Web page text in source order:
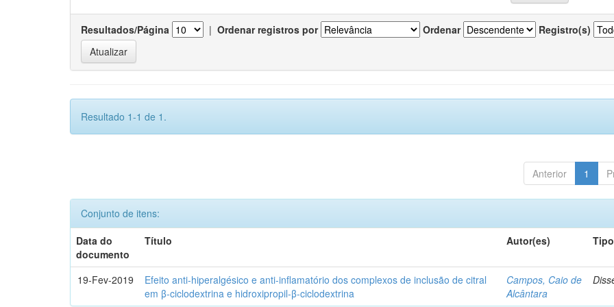
Resultados/Página | Ordenar registros por Ordenar Registro(s)
Resultado 1-1 de 1.
Anterior 1
Conjunto de itens:
Data do
documento
Título Autor(es) Tipo
19-Fev-2019
Efeito anti-hiperalgésico e anti-inflamatório dos complexos de inclusão de citral
em β-ciclodextrina e hidroxipropil-β-ciclodextrina
Campos, Caio de
Alcântara